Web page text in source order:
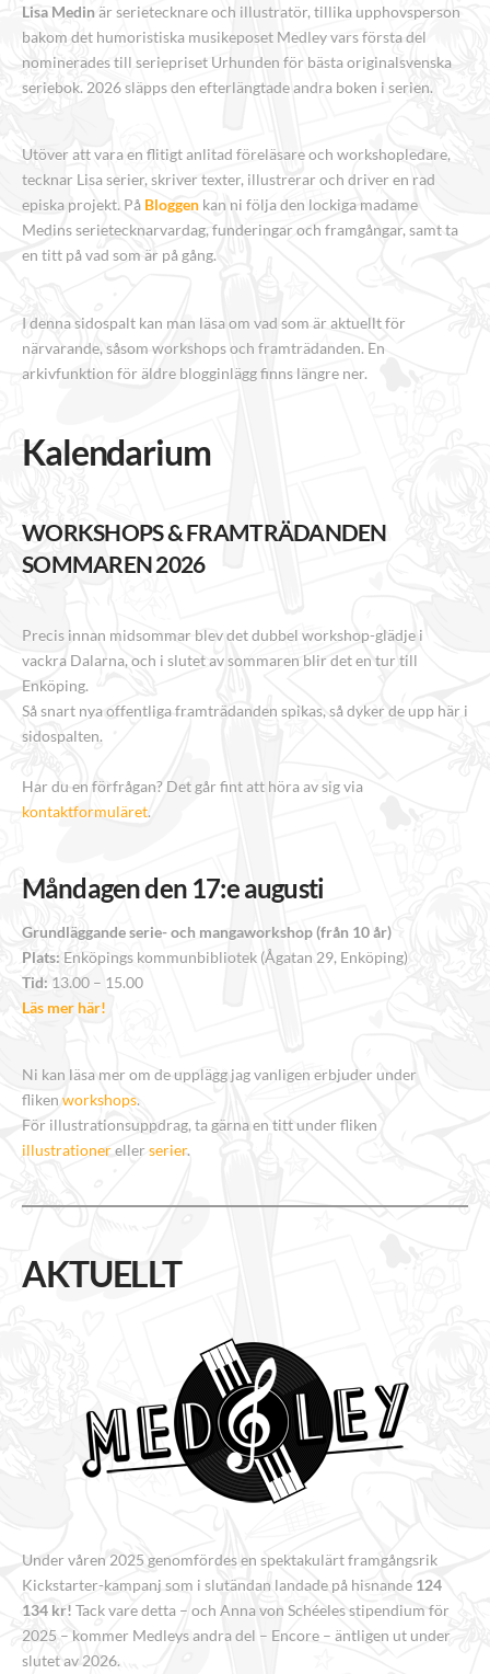
Lisa Medinär serietecknare och illustratör, tillika upphovsperson
bakom det humoristiska musikeposet Medley vars första del
nominerades till seriepriset Urhunden för bästa originalsvenska
seriebok. 2026 släpps den efterlängtade andra boken i serien.
Utöver att vara en flitigt anlitad föreläsare och workshopledare,
tecknar Lisa serier, skriver texter, illustrerar och driver en rad
episka projekt. På Bloggen kan ni följa den lockiga madame
Medins serietecknarvardag, funderingar och framgångar, samt ta
en titt på vad som är på gång.
I denna sidospalt kan man läsa om vad som är aktuellt för
närvarande, såsom workshops och framträdanden. En
arkivfunktion för äldre blogginlägg finns längre ner.
Kalendarium
WORKSHOPS & FRAMTRÄDANDEN
SOMMAREN 2026
Precis innan midsommar blev det dubbel workshop-glädje i
vackra Dalarna, och i slutet av sommaren blir det en tur till
Enköping.
Så snart nya offentliga framträdanden spikas, så dyker de upp här i
sidospalten.
Har du en förfrågan? Det går fint att höra av sig via
kontaktformuläret.
Måndagen den 17:e augusti
Grundläggande serie- och mangaworkshop (från 10 år)
Plats: Enköpings kommunbibliotek (Ågatan 29, Enköping)
Tid: 13.00 – 15.00
Läs mer här!
Ni kan läsa mer om de upplägg jag vanligen erbjuder under
fliken workshops.
För illustrationsuppdrag, ta gärna en titt under fliken
illustrationereller serier.
AKTUELLT
Under våren 2025 genomfördes en spektakulärt framgångsrik
Kickstarter-kampanj som i slutändan landade på hisnande 124
134 kr! Tack vare detta – och Anna von Schéeles stipendium för
2025 – kommer Medleys andra del – Encore – äntligen ut under
slutet av 2026.